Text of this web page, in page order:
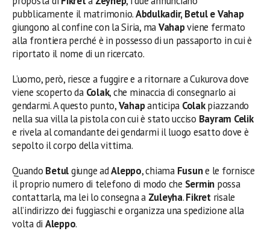
pubblicamente il matrimonio.Abdulkadir, Betul e Vahap
giungono al confine con la Siria, maVahapviene fermato
alla frontiera perché è in possesso di un passaporto in cui è
riportato il nome di un ricercato.
L’uomo, però, riesce a fuggire e a ritornare a Cukurova dove
viene scoperto da Colak, che minaccia di consegnarlo ai
gendarmi. A questo punto,Vahapanticipa Colakpiazzando
nella sua villa la pistola con cui è stato ucciso Bayram Celik
e rivela al comandante dei gendarmi il luogo esatto dove è
sepolto il corpo della vittima.
Quando Betulgiunge adAleppo, chiama Fusune le fornisce
il proprio numero di telefono di modo che Sermin possa
contattarla, ma lei lo consegna a Zuleyha.Fikretrisale
all’indirizzo dei fuggiaschi e organizza una spedizione alla
volta di Aleppo.